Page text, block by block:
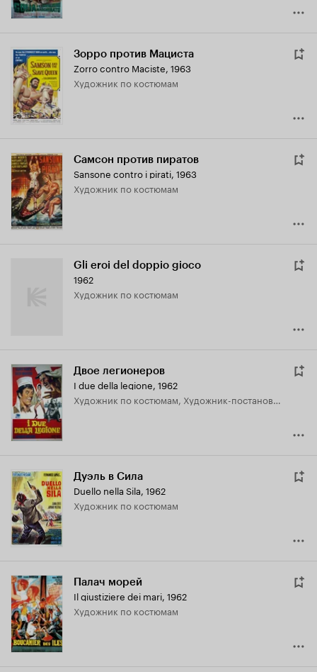
Зорро против Мациста
Zorro contro Maciste, 1963
Художник по костюмам
Самсон против пиратов
Sansone contro i pirati, 1963
Художник по костюмам
Gli eroi del doppio gioco
1962
Художник по костюмам
Двое легионеров
I due della legione, 1962
Художник по костюмам, Художник-постановщик
Дуэль в Сила
Duello nella Sila, 1962
Художник по костюмам
Палач морей
Il giustiziere dei mari, 1962
Художник по костюмам